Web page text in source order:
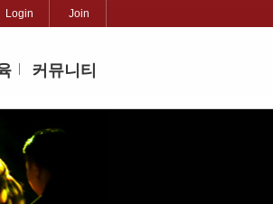
Login Join
커뮤니티